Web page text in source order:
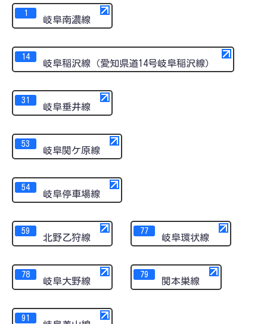
1
岐阜南濃線
14
岐阜稲沢線（愛知県道14号岐阜稲沢線）
31
岐阜垂井線
53
岐阜関ケ原線
54
岐阜停車場線
59
北野乙狩線
77
岐阜環状線
78
岐阜大野線
79
関本巣線
91